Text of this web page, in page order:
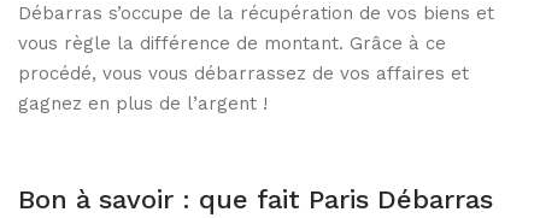
Débarras s’occupe de la récupération de vos biens et
vous règle la différence de montant. Grâce à ce
procédé, vous vous débarrassez de vos affaires et
gagnez en plus de l’argent !
Bon à savoir : que fait Paris Débarras